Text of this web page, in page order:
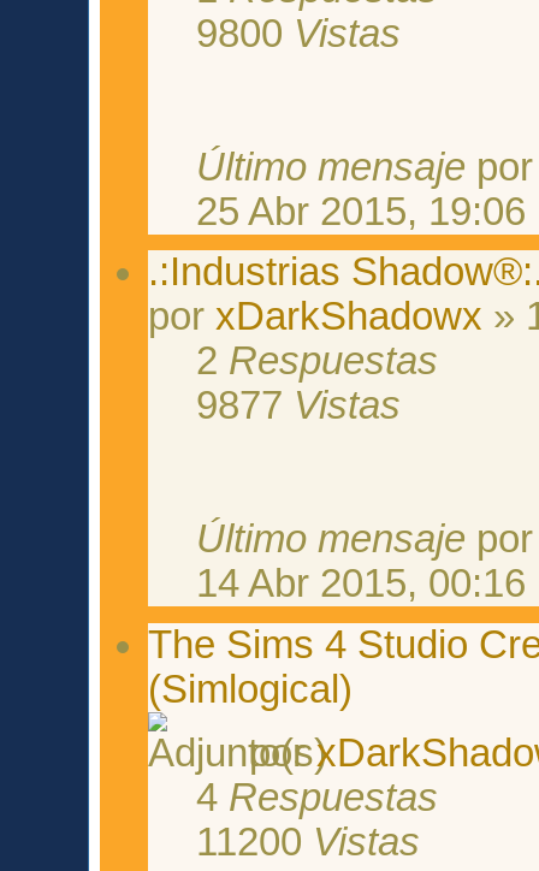
9800 Vistas
Último mensaje
25 Abr 2015, 19:06
.:Industrias
porxDarkShadowx »
2 Respuestas
9877 Vistas
Último mensaje
14 Abr 2015, 00:16
The Sims 4 Studio
(Simlogical)
por
4 Respuestas
11200 Vistas